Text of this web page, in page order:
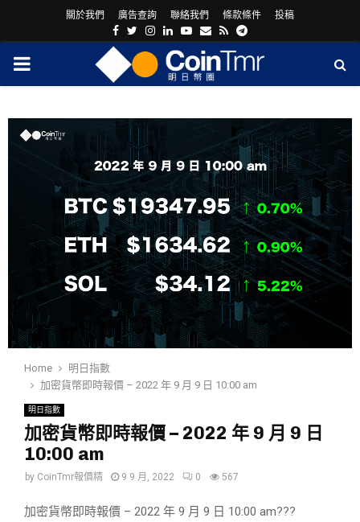
關於我們 廣告查詢 聯絡我們 條款條件 投稿
Facebook
Twitter
Instagram
LinkedinYoutube
Email
RssTelegram
PRIMARY
Home
明日指數
加密貨幣即時報價 – 2022 年 9 月 9 日 10:00 am
明日指數
加密貨幣即時報價 – 2022 年 9 月 9 日
10:00 am
by CoinTmr報價精 9 9 月, 2022 0 567
加密貨幣即時報價 – 2022 年 9 月 9 日 10:00 am???